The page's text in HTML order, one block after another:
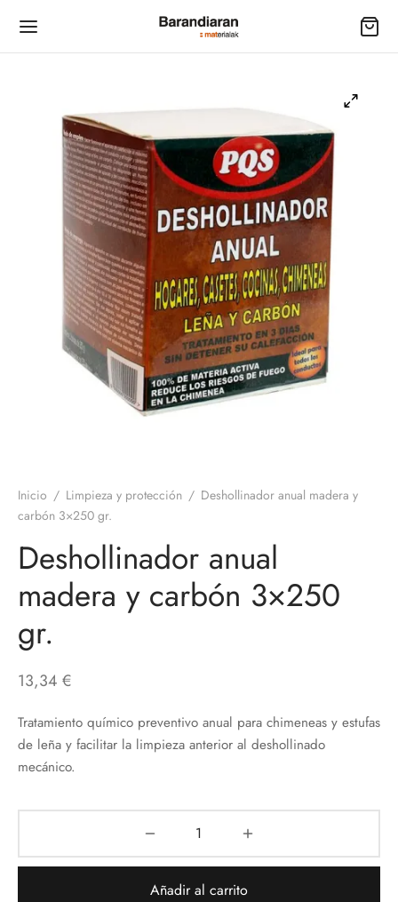
Inicio / Limpieza y protección / Deshollinador anual madera y
carbón 3×250 gr.
Deshollinador anual
madera y carbón 3×250
gr.
13,34 €
Tratamiento químico preventivo anual para chimeneas y estufas
de leña y facilitar la limpieza anterior al deshollinado
mecánico.
Añadir al carrito